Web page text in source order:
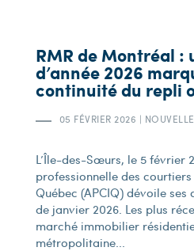
RMR de Montréal :
d’année 2026
continuité du repli
05 FÉVRIER 2026 |
L’Île-des-Sœurs, le 5 février
professionnelle des
Québec (APCIQ) dévoile ses
de janvier 2026. Les plus
marché immobilier
métropolitaine...